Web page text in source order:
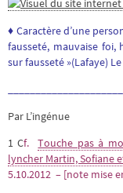
♦ Caractère d’une
fausseté, mauvaise
sur fausseté »(Lafaye)
Par L’ingénue
1 Cf.Touche pas à
lyncher Martin, Sofiane
5.10.2012 – [note mise